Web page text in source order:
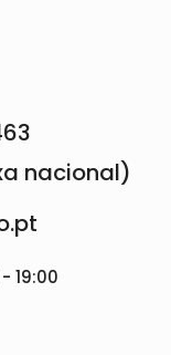
nacional)
19:00